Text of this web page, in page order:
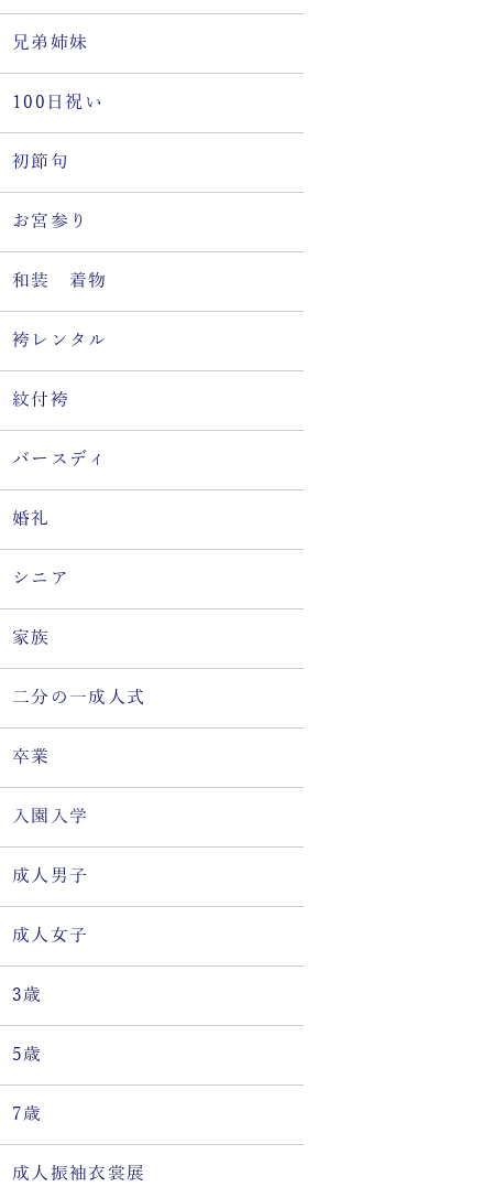
兄弟姉妹
100日祝い
初節句
お宮参り
和装 着物
袴レンタル
紋付袴
バースディ
婚礼
シニア
家族
二分の一成人式
卒業
入園入学
成人男子
成人女子
3歳
5歳
7歳
成人振袖衣裳展